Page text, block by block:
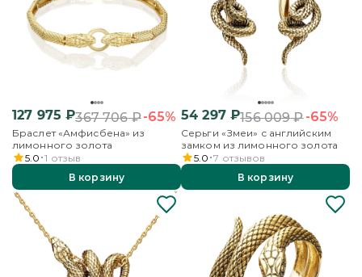
127 975 ₽367 706₽-65%
Браслет «Амфисбена» из
лимонного золота
5.0 1 отзыв
В корзину
54 297₽156 009₽-65%
Серьги «Змеи» с английским
замком из лимонного золота
5.0 7 отзывов
В корзину